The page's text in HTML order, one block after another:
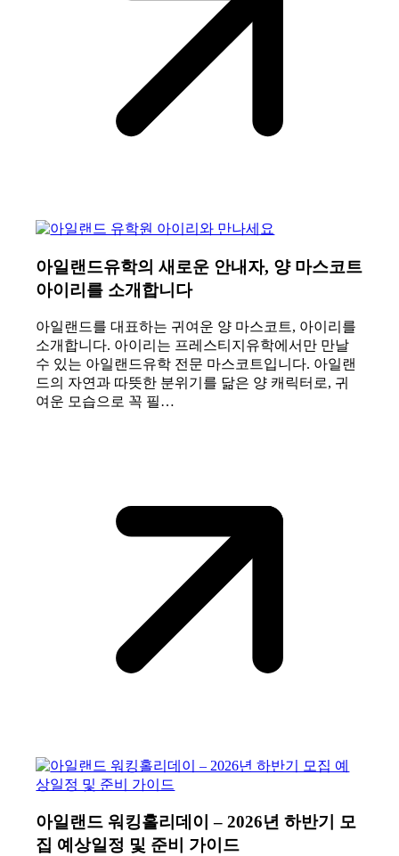
아일랜드유학의 새로운 안내자, 양 마스코트
아이리를 소개합니다
아일랜드를 대표하는 귀여운 양 마스코트, 아이리를
소개합니다. 아이리는 프레스티지유학에서만 만날
수 있는 아일랜드유학 전문 마스코트입니다. 아일랜
드의 자연과 따뜻한 분위기를 닮은 양 캐릭터로, 귀
여운 모습으로 꼭 필…
아일랜드 워킹홀리데이 – 2026년 하반기 모
집 예상일정 및 준비 가이드